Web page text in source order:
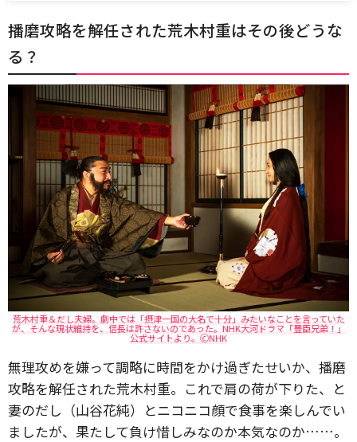
播磨攻略を解任された荒木村重はその後どうな
る？
荒木村重＆だし夫婦。劇中では「摂津一国の大名で十分」みたいなことを言っていた
が、そんな現状維持を、信長は許さないのであった。NHK大河ドラマ「豊臣兄弟！」
公式サイトより。🄫NHK
無理攻めを嫌って調略に時間をかけ過ぎたせいか、播磨
攻略を解任された荒木村重。これで肩の荷が下りた、と
妻のだし（山谷花純）とニコニコ顔で食事を楽しんでい
ましたが、果たして負け惜しみなのか本気なのか……。